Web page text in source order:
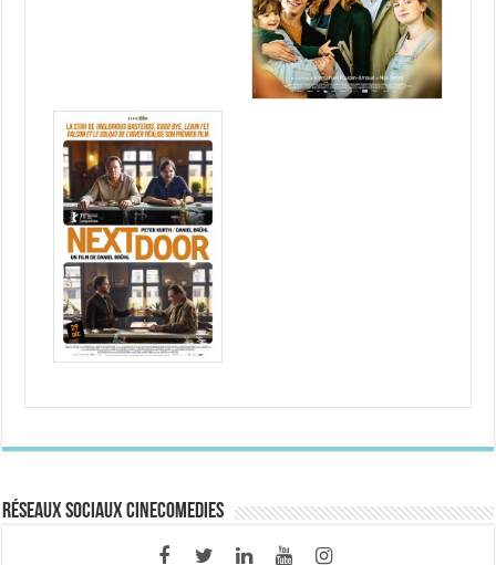
Réseaux sociaux CineComedies